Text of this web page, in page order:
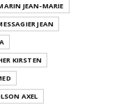
JEAN-MARIE
JEAN
KIRSTEN
AXEL